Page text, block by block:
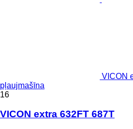
VICON
pļaujmašīna
16
VICON extra 632FT 687T